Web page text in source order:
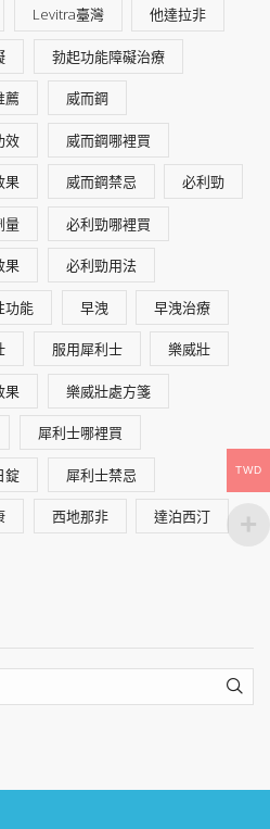
Levitra臺灣 他達拉非
勃起功能障礙治療
薦 威而鋼
效 威而鋼哪裡買
果 威而鋼禁忌 必利勁
量 必利勁哪裡買
果 必利勁用法
功能 早洩 早洩治療
服用犀利士 樂威壯
果 樂威壯處方箋
犀利士哪裡買
錠 犀利士禁忌
西地那非 達泊西汀
TWD